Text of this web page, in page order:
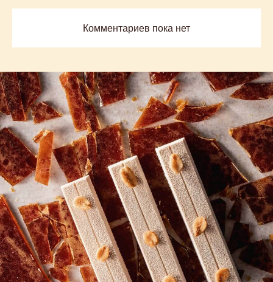
Комментариев пока нет